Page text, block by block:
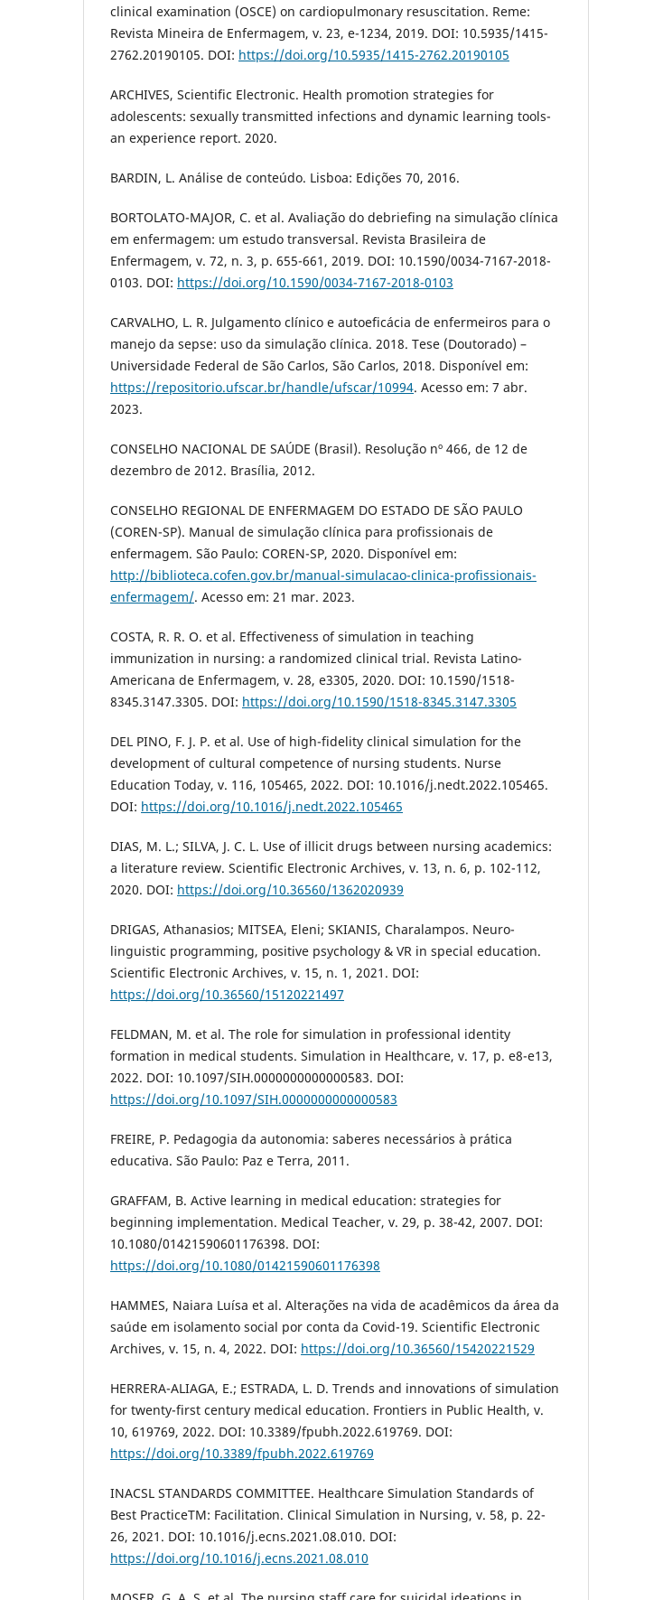
clinical examination (OSCE) on cardiopulmonary resuscitation. Reme:
Revista Mineira de Enfermagem, v. 23, e-1234, 2019. DOI: 10.5935/1415-
2762.20190105. DOI: https://doi.org/10.5935/1415-2762.20190105
ARCHIVES, Scientific Electronic. Health promotion strategies for
adolescents: sexually transmitted infections and dynamic learning tools-
an experience report. 2020.
BARDIN, L. Análise de conteúdo. Lisboa: Edições 70, 2016.
BORTOLATO-MAJOR, C. et al. Avaliação do debriefing na simulação clínica
em enfermagem: um estudo transversal. Revista Brasileira de
Enfermagem, v. 72, n. 3, p. 655-661, 2019. DOI: 10.1590/0034-7167-2018-
0103. DOI: https://doi.org/10.1590/0034-7167-2018-0103
CARVALHO, L. R. Julgamento clínico e autoeficácia de enfermeiros para o
manejo da sepse: uso da simulação clínica. 2018. Tese (Doutorado) –
Universidade Federal de São Carlos, São Carlos, 2018. Disponível em:
https://repositorio.ufscar.br/handle/ufscar/10994. Acesso em: 7 abr.
2023.
CONSELHO NACIONAL DE SAÚDE (Brasil). Resolução nº 466, de 12 de
dezembro de 2012. Brasília, 2012.
CONSELHO REGIONAL DE ENFERMAGEM DO ESTADO DE SÃO PAULO
(COREN-SP). Manual de simulação clínica para profissionais de
enfermagem. São Paulo: COREN-SP, 2020. Disponível em:
http://biblioteca.cofen.gov.br/manual-simulacao-clinica-profissionais-
enfermagem/. Acesso em: 21 mar. 2023.
COSTA, R. R. O. et al. Effectiveness of simulation in teaching
immunization in nursing: a randomized clinical trial. Revista Latino-
Americana de Enfermagem, v. 28, e3305, 2020. DOI: 10.1590/1518-
8345.3147.3305. DOI: https://doi.org/10.1590/1518-8345.3147.3305
DEL PINO, F. J. P. et al. Use of high-fidelity clinical simulation for the
development of cultural competence of nursing students. Nurse
Education Today, v. 116, 105465, 2022. DOI: 10.1016/j.nedt.2022.105465.
DOI: https://doi.org/10.1016/j.nedt.2022.105465
DIAS, M. L.; SILVA, J. C. L. Use of illicit drugs between nursing academics:
a literature review. Scientific Electronic Archives, v. 13, n. 6, p. 102-112,
2020. DOI: https://doi.org/10.36560/1362020939
DRIGAS, Athanasios; MITSEA, Eleni; SKIANIS, Charalampos. Neuro-
linguistic programming, positive psychology & VR in special education.
Scientific Electronic Archives, v. 15, n. 1, 2021. DOI:
https://doi.org/10.36560/15120221497
FELDMAN, M. et al. The role for simulation in professional identity
formation in medical students. Simulation in Healthcare, v. 17, p. e8-e13,
2022. DOI: 10.1097/SIH.0000000000000583. DOI:
https://doi.org/10.1097/SIH.0000000000000583
FREIRE, P. Pedagogia da autonomia: saberes necessários à prática
educativa. São Paulo: Paz e Terra, 2011.
GRAFFAM, B. Active learning in medical education: strategies for
beginning implementation. Medical Teacher, v. 29, p. 38-42, 2007. DOI:
10.1080/01421590601176398. DOI:
https://doi.org/10.1080/01421590601176398
HAMMES, Naiara Luísa et al. Alterações na vida de acadêmicos da área da
saúde em isolamento social por conta da Covid-19. Scientific Electronic
Archives, v. 15, n. 4, 2022. DOI: https://doi.org/10.36560/15420221529
HERRERA-ALIAGA, E.; ESTRADA, L. D. Trends and innovations of simulation
for twenty-first century medical education. Frontiers in Public Health, v.
10, 619769, 2022. DOI: 10.3389/fpubh.2022.619769. DOI:
https://doi.org/10.3389/fpubh.2022.619769
INACSL STANDARDS COMMITTEE. Healthcare Simulation Standards of
Best PracticeTM: Facilitation. Clinical Simulation in Nursing, v. 58, p. 22-
26, 2021. DOI: 10.1016/j.ecns.2021.08.010. DOI:
https://doi.org/10.1016/j.ecns.2021.08.010